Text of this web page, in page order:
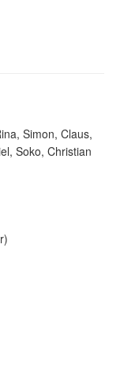
Simon, Claus,
Soko, Christian